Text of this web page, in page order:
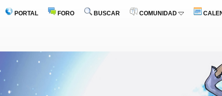
PORTAL FORO BUSCAR COMUNIDAD